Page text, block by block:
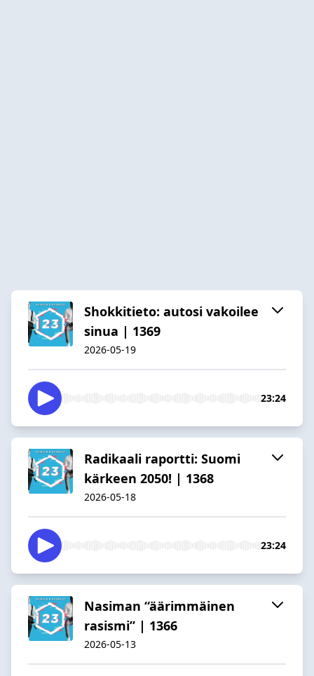
Shokkitieto: autosi vakoilee
sinua | 1369
2026-05-19
23:24
Radikaali raportti: Suomi
kärkeen 2050! | 1368
2026-05-18
23:24
Nasiman “äärimmäinen
rasismi” | 1366
2026-05-13